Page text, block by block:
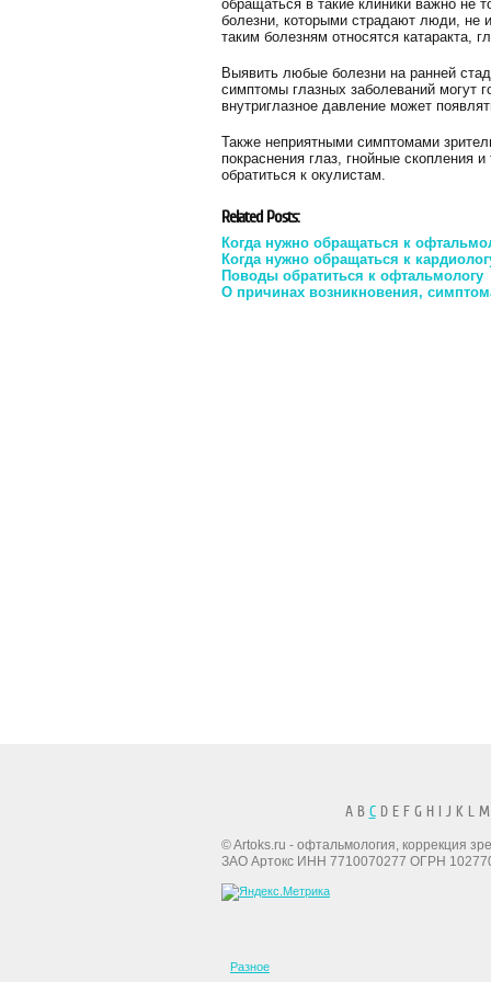
обращаться в такие клиники важно не
болезни, которыми страдают люди, не
таким болезням относятся катаракта,
Выявить любые болезни на ранней
симптомы глазных заболеваний могут
внутриглазное давление может
Также неприятными симптомами
покраснения глаз, гнойные скопления
обратиться к окулистам.
Related Posts:
Когда нужно обращаться к
Когда нужно обращаться к
Поводы обратиться к офтальмологу
О причинах возникновения,
A B CD E F G H I J K L
© Artoks.ru - офтальмология, коррекция
ЗАО Артокс ИНН 7710070277 ОГРН
Разное